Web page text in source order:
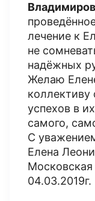
лечение к
не
надёжных
Желаю
коллективу
успехов в
самого,
С
Елена
Московская
04.03.2019г.